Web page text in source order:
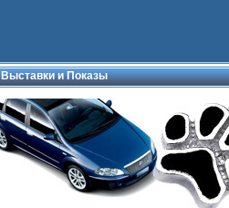
Выставки и Показы